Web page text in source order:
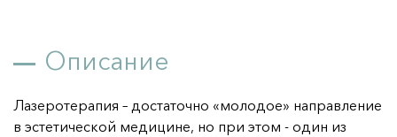
Атравматическая чистка лица
Ультразвуковая чистка лица
Аппартная косметология
Описание
Лазеротерапия – достаточно «молодое» направление
в эстетической медицине, но при этом - один из